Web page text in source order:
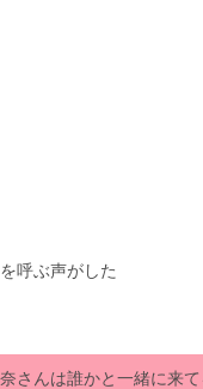
呼ぶ声がした
さんは誰かと一緒に来て